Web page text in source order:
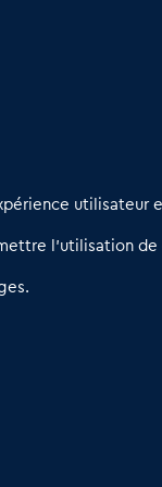
: Un
utilisateur
l’utilisation